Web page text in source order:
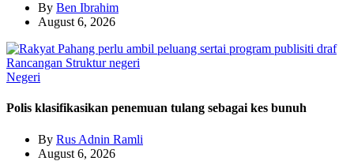
By Ben Ibrahim
August 6, 2026
Negeri
Polis klasifikasikan penemuan tulang sebagai kes bunuh
By Rus Adnin Ramli
August 6, 2026